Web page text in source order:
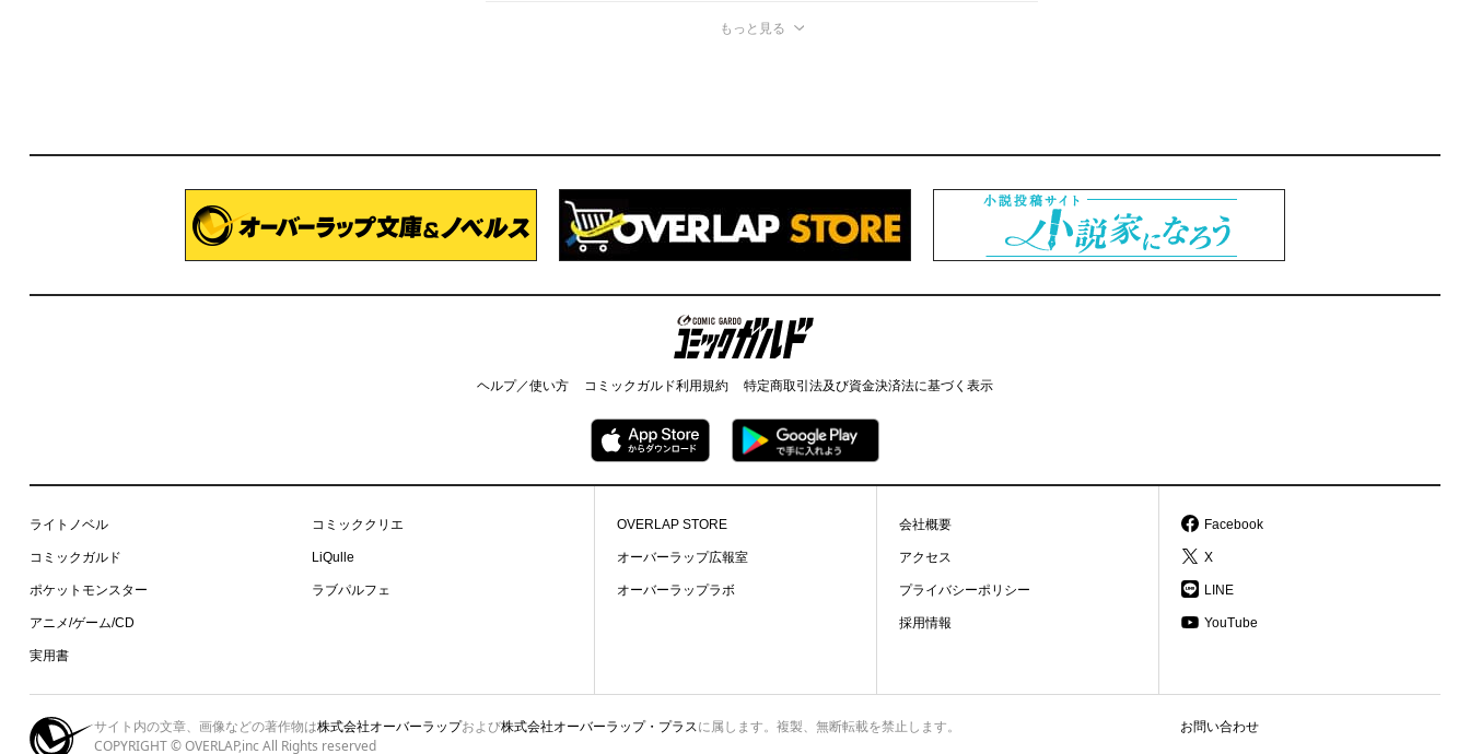
もっと見る
コミックガルド
ヘルプ／使い方 コミックガルド利用規約 特定商取引法及び資金決済法に基づく表示
ライトノベル
コミックガルド
ポケットモンスター
アニメ/ゲーム/CD
実用書
コミッククリエ
LiQulle
ラブパルフェ
OVERLAP STORE
オーバーラップ広報室
オーバーラップラボ
会社概要
アクセス
プライバシーポリシー
採用情報
Facebook
X
LINE
YouTube
お問い合わせ
サイト内の文章、画像などの著作物は株式会社オーバーラップおよび株式会社オーバーラップ・プラス に属します。複製、無断転載を禁止します。
COPYRIGHT © OVERLAP,inc All Rights reserved